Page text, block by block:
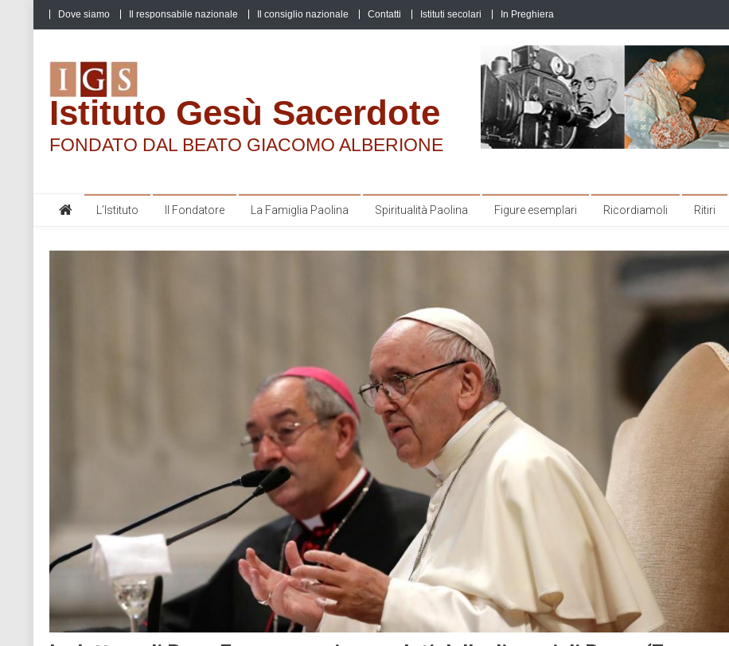
Skip
to
Dove siamo Il responsabile nazionale Il consiglio nazionale Contatti Istituti secolari In Preghiera
Istituto Gesù Sacerdote
FONDATO DAL BEATO GIACOMO ALBERIONE
L’Istituto Il Fondatore La Famiglia Paolina Spiritualità Paolina Figure esemplari Ricordiamoli Ritiri